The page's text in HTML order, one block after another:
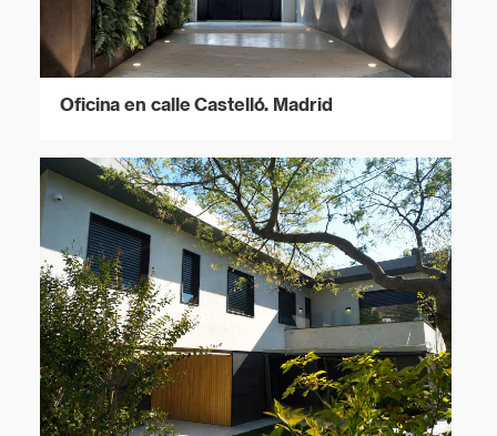
Oficina en calle Castelló. Madrid